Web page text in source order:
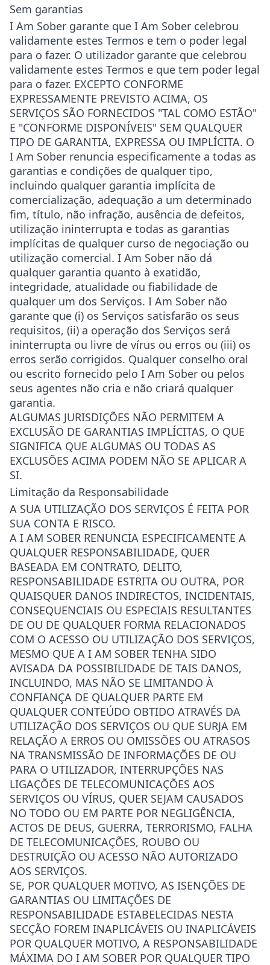
Sem garantias
I Am Sober garante que I Am Sober celebrou
validamente estes Termos e tem o poder legal
para o fazer. O utilizador garante que celebrou
validamente estes Termos e que tem poder legal
para o fazer. EXCEPTO CONFORME
EXPRESSAMENTE PREVISTO ACIMA, OS
SERVIÇOS SÃO FORNECIDOS "TAL COMO ESTÃO"
E "CONFORME DISPONÍVEIS" SEM QUALQUER
TIPO DE GARANTIA, EXPRESSA OU IMPLÍCITA. O
I Am Sober renuncia especificamente a todas as
garantias e condições de qualquer tipo,
incluindo qualquer garantia implícita de
comercialização, adequação a um determinado
fim, título, não infração, ausência de defeitos,
utilização ininterrupta e todas as garantias
implícitas de qualquer curso de negociação ou
utilização comercial. I Am Sober não dá
qualquer garantia quanto à exatidão,
integridade, atualidade ou fiabilidade de
qualquer um dos Serviços. I Am Sober não
garante que (i) os Serviços satisfarão os seus
requisitos, (ii) a operação dos Serviços será
ininterrupta ou livre de vírus ou erros ou (iii) os
erros serão corrigidos. Qualquer conselho oral
ou escrito fornecido pelo I Am Sober ou pelos
seus agentes não cria e não criará qualquer
garantia.
ALGUMAS JURISDIÇÕES NÃO PERMITEM A
EXCLUSÃO DE GARANTIAS IMPLÍCITAS, O QUE
SIGNIFICA QUE ALGUMAS OU TODAS AS
EXCLUSÕES ACIMA PODEM NÃO SE APLICAR A
SI.
Limitação da Responsabilidade
A SUA UTILIZAÇÃO DOS SERVIÇOS É FEITA POR
SUA CONTA E RISCO.
A I AM SOBER RENUNCIA ESPECIFICAMENTE A
QUALQUER RESPONSABILIDADE, QUER
BASEADA EM CONTRATO, DELITO,
RESPONSABILIDADE ESTRITA OU OUTRA, POR
QUAISQUER DANOS INDIRECTOS, INCIDENTAIS,
CONSEQUENCIAIS OU ESPECIAIS RESULTANTES
DE OU DE QUALQUER FORMA RELACIONADOS
COM O ACESSO OU UTILIZAÇÃO DOS SERVIÇOS,
MESMO QUE A I AM SOBER TENHA SIDO
AVISADA DA POSSIBILIDADE DE TAIS DANOS,
INCLUINDO, MAS NÃO SE LIMITANDO À
CONFIANÇA DE QUALQUER PARTE EM
QUALQUER CONTEÚDO OBTIDO ATRAVÉS DA
UTILIZAÇÃO DOS SERVIÇOS OU QUE SURJA EM
RELAÇÃO A ERROS OU OMISSÕES OU ATRASOS
NA TRANSMISSÃO DE INFORMAÇÕES DE OU
PARA O UTILIZADOR, INTERRUPÇÕES NAS
LIGAÇÕES DE TELECOMUNICAÇÕES AOS
SERVIÇOS OU VÍRUS, QUER SEJAM CAUSADOS
NO TODO OU EM PARTE POR NEGLIGÊNCIA,
ACTOS DE DEUS, GUERRA, TERRORISMO, FALHA
DE TELECOMUNICAÇÕES, ROUBO OU
DESTRUIÇÃO OU ACESSO NÃO AUTORIZADO
AOS SERVIÇOS.
SE, POR QUALQUER MOTIVO, AS ISENÇÕES DE
GARANTIAS OU LIMITAÇÕES DE
RESPONSABILIDADE ESTABELECIDAS NESTA
SECÇÃO FOREM INAPLICÁVEIS OU INAPLICÁVEIS
POR QUALQUER MOTIVO, A RESPONSABILIDADE
MÁXIMA DO I AM SOBER POR QUALQUER TIPO